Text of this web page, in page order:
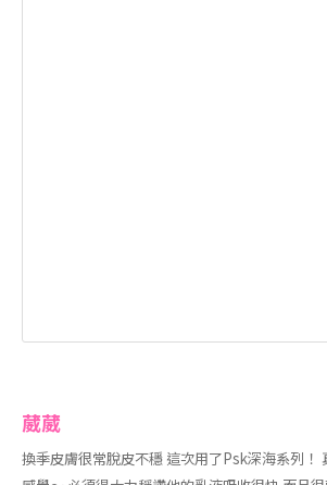
葳葳
換季皮膚很常脫皮不穩 這次用了Psk深海系列！